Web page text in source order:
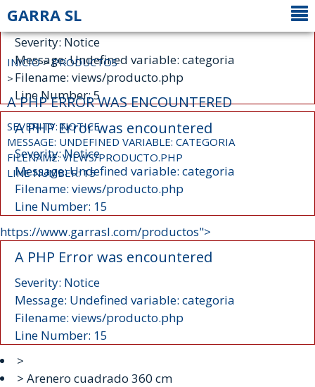
A PHP Error was encountered
Severity: Notice
Message: Undefined variable: categoria
Filename: views/producto.php
Line Number: 5
GARRA SL
INICIO >PRODUCTOS
>
A PHP ERROR WAS ENCOUNTERED
SEVERITY: NOTICE
MESSAGE: UNDEFINED VARIABLE: CATEGORIA
FILENAME: VIEWS/PRODUCTO.PHP
LINE NUMBER: 15
A PHP Error was encountered
Severity: Notice
Message: Undefined variable: categoria
Filename: views/producto.php
Line Number: 15
https://www.garrasl.com/productos">
A PHP Error was encountered
Severity: Notice
Message: Undefined variable: categoria
Filename: views/producto.php
Line Number: 15
>
> Arenero cuadrado 360 cm